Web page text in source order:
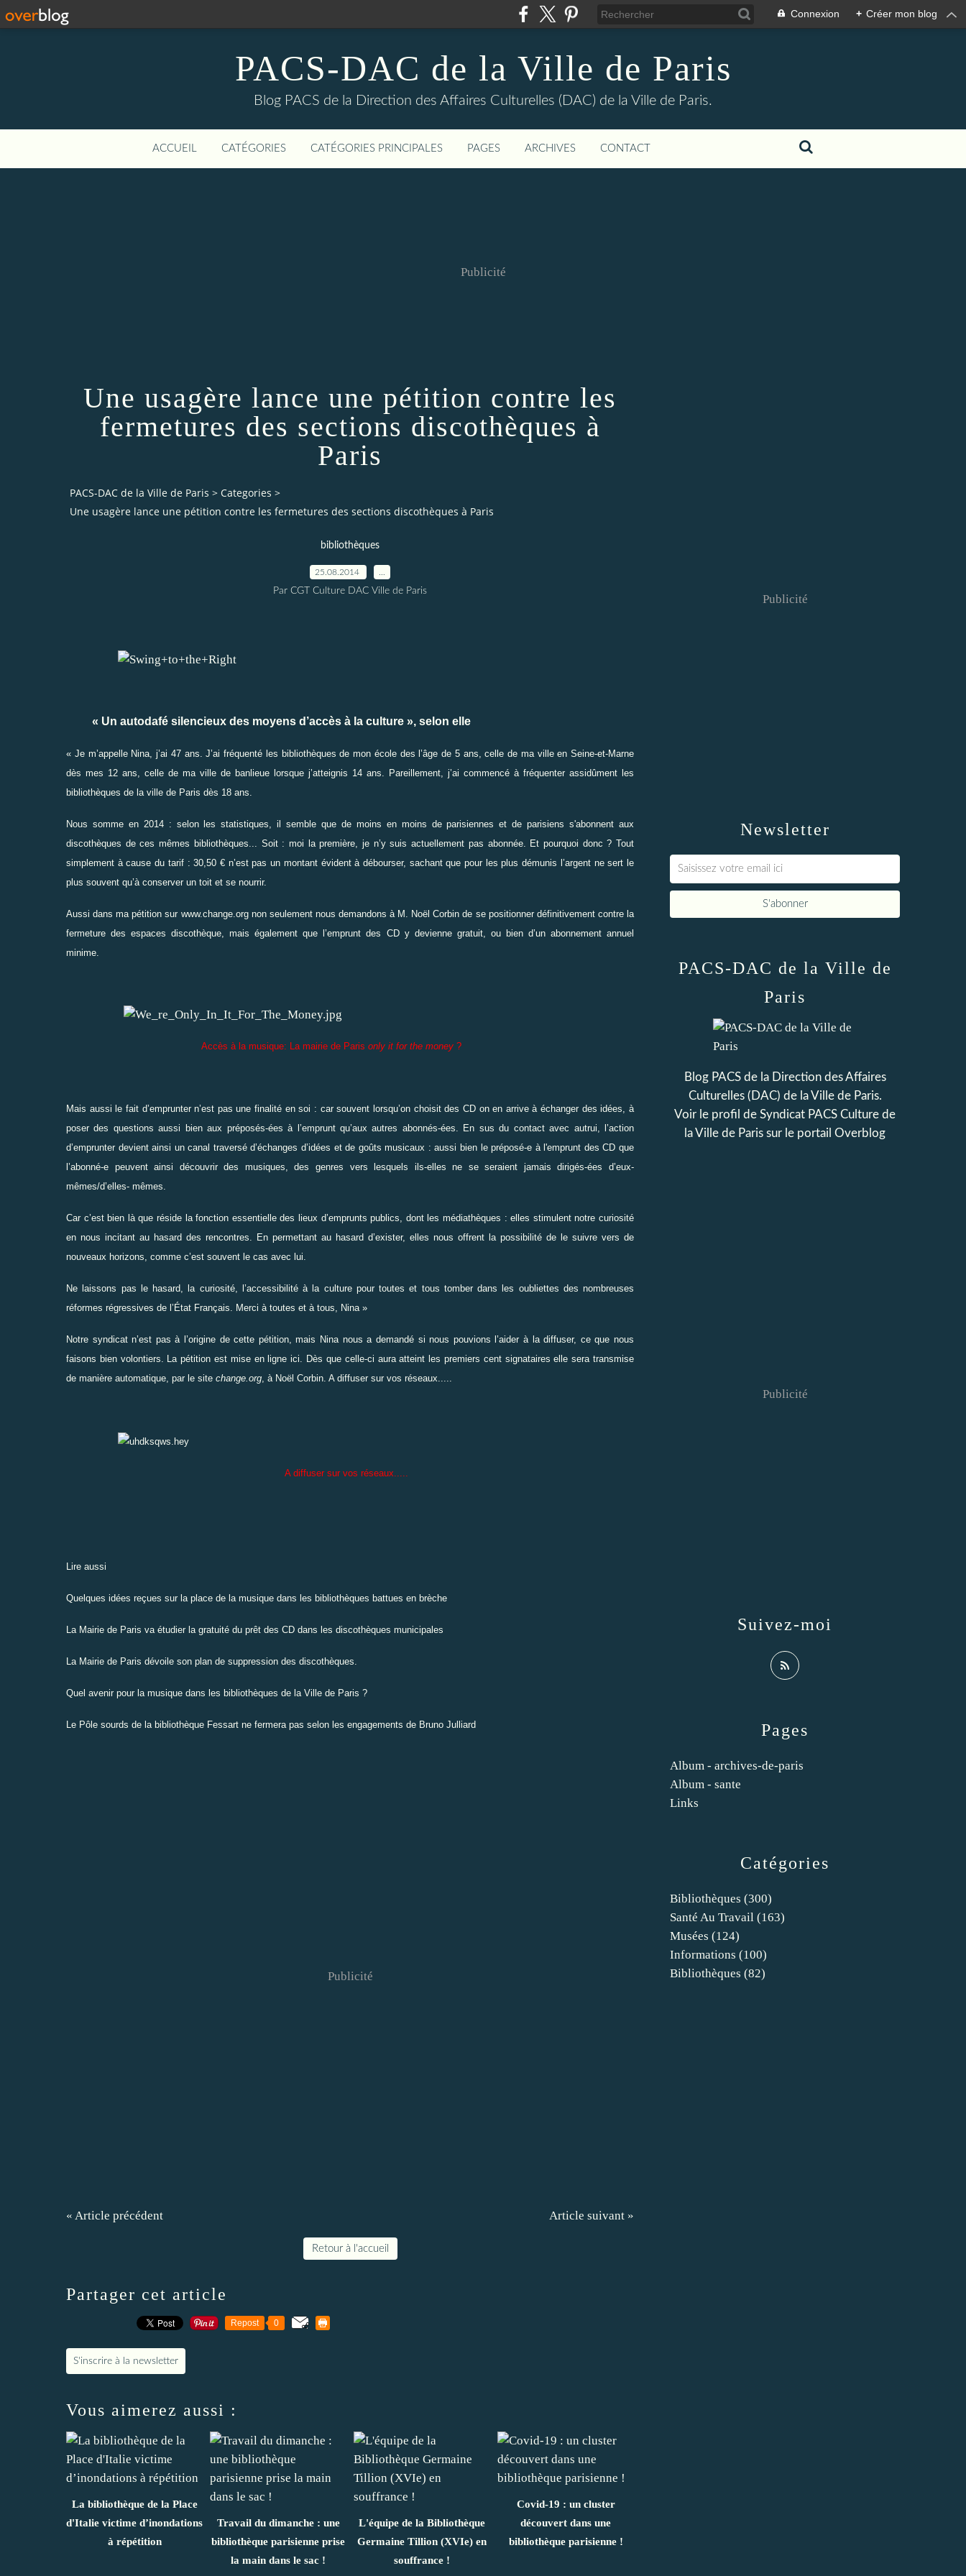
Connexion + Créer mon blog
PACS-DAC de la Ville de Paris
Blog PACS de la Direction des Affaires Culturelles (DAC) de la Ville de Paris.
ACCUEIL CATÉGORIES CATÉGORIES PRINCIPALES PAGES ARCHIVES CONTACT
Publicité
Une usagère lance une pétition contre les
fermetures des sections discothèques à
Paris
PACS-DAC de la Ville de Paris > Categories >
Une usagère lance une pétition contre les fermetures des sections discothèques à Paris
bibliothèques
25.08.2014
Par CGT Culture DAC Ville de Paris
« Un autodafé silencieux des moyens d’accès à la culture », selon elle
« Je m’appelle Nina, j’ai 47 ans. J’ai fréquenté les bibliothèques de mon école des l’âge de 5 ans, celle de ma ville en Seine-et-Marne
dès mes 12 ans, celle de ma ville de banlieue lorsque j’atteignis 14 ans. Pareillement, j’ai commencé à fréquenter assidûment les
bibliothèques de la ville de Paris dès 18 ans.
Nous somme en 2014 : selon les statistiques, il semble que de moins en moins de parisiennes et de parisiens s'abonnent aux
discothèques de ces mêmes bibliothèques... Soit : moi la première, je n’y suis actuellement pas abonnée. Et pourquoi donc ? Tout
simplement à cause du tarif : 30,50 € n’est pas un montant évident à débourser, sachant que pour les plus démunis l’argent ne sert le
plus souvent qu’à conserver un toit et se nourrir.
Aussi dansma pétition sur www.change.orgnon seulement nous demandons à M. Noël Corbin de se positionner définitivement contre la
fermeture des espaces discothèque, mais également que l’emprunt des CD y devienne gratuit, ou bien d’un abonnement annuel
minime.
Accès à la musique: La mairie de Paris only it for the money ?
Mais aussi le fait d’emprunter n’est pas une finalité en soi : car souvent lorsqu’on choisit des CD on en arrive à échanger des idées, à
poser des questions aussi bien aux préposés-ées à l’emprunt qu’aux autres abonnés-ées. En sus du contact avec autrui, l’action
d’emprunter devient ainsi un canal traversé d’échanges d’idées et de goûts musicaux : aussi bien le préposé-e à l'emprunt des CD que
l’abonné-e peuvent ainsi découvrir des musiques, des genres vers lesquels ils-elles ne se seraient jamais dirigés-ées d’eux-
mêmes/d’elles- mêmes.
Car c’est bien là que réside la fonction essentielle des lieux d’emprunts publics, dont les médiathèques : elles stimulent notre curiosité
en nous incitant au hasard des rencontres. En permettant au hasard d’exister, elles nous offrent la possibilité de le suivre vers de
nouveaux horizons, comme c’est souvent le cas avec lui.
Ne laissons pas le hasard, la curiosité, l’accessibilité à la culture pour toutes et tous tomber dans les oubliettes des nombreuses
réformes régressives de l’État Français. Merci à toutes et à tous, Nina »
Notre syndicat n’est pas à l’origine de cette pétition, mais Nina nous a demandé si nous pouvions l’aider à la diffuser, ce que nous
faisons bien volontiers. La pétitionest mise en ligne ici . Dès que celle-ci aura atteint les premiers cent signataires elle sera transmise
de manière automatique, par le site change.org , à Noël Corbin. A diffuser sur vos réseaux.....
A diffuser sur vos réseaux.....
Lire aussi
Quelques idées reçues sur la place de la musique dans les bibliothèques battues en brèche
La Mairie de Paris va étudier la gratuité du prêt des CD dans les discothèques municipales
La Mairie de Paris dévoile son plan de suppression des discothèques.
Quel avenir pour la musique dans les bibliothèques de la Ville de Paris ?
Le Pôle sourds de la bibliothèque Fessart ne fermera pas selon les engagements de Bruno Julliard
Publicité
« Article précédent Article suivant »
Retour à l'accueil
Partager cet article
Repost 0
S'inscrire à la newsletter
Vous aimerez aussi :
La bibliothèque de la Place
d'Italie victime d’inondations
à répétition
Travail du dimanche : une
bibliothèque parisienne prise
la main dans le sac !
L'équipe de la Bibliothèque
Germaine Tillion (XVIe) en
souffrance !
Covid-19 : un cluster
découvert dans une
bibliothèque parisienne !
Newsletter
Publicité
Catégories
Bibliothèques (300)
Santé Au Travail (163)
Musées (124)
Informations (100)
Bibliothèques (82)
Pages
Album - archives-de-paris
Album - sante
Links
PACS-DAC de la Ville de
Paris
Blog PACS de la Direction des Affaires
Culturelles (DAC) de la Ville de Paris.
Voir le profil de Syndicat PACS Culture de
la Ville de Paris sur le portail Overblog
Suivez-moi
Publicité